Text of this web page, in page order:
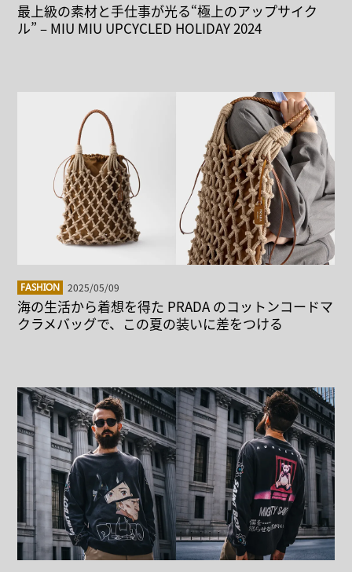
最上級の素材と手仕事が光る“極上のアップサイク
ル” – MIU MIU UPCYCLED HOLIDAY 2024
FASHION 2025/05/09
海の生活から着想を得た PRADA のコットンコードマ
クラメバッグで、この夏の装いに差をつける